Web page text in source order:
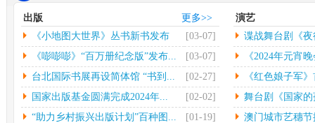
本报南昌2月26日电（记者
朱磊）记者从江西省景德
镇...[详情]
光
（
文
更多>>
出版
《小地图大世界》丛书新书发布
会...
[03-07]
《嘭嘭嘭》“百万册纪念版”发布...
[03-07]
台北国际书展再设简体馆 “书到...
[02-27]
国家出版基金圆满完成2024年...
[02-02]
“助力乡村振兴出版计划”百种图...
[01-19]
演艺
谍战舞台剧《
《2024年元宵
《红色娘子军
舞台剧《国家
大...
澳门城市艺穗